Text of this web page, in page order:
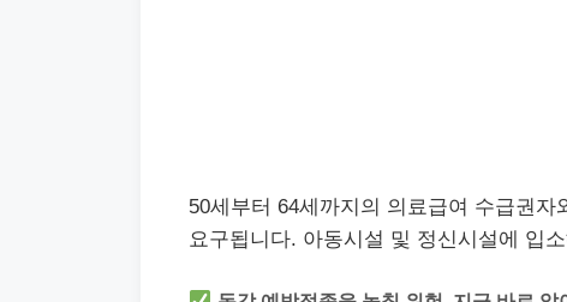
50세부터 64세까지의 의료급여 수급권
요구됩니다. 아동시설 및 정신시설에 입